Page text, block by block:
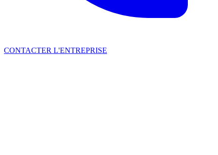
CONTACTER L'ENTREPRISE